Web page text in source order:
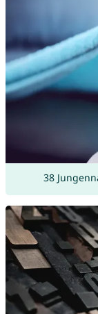
38